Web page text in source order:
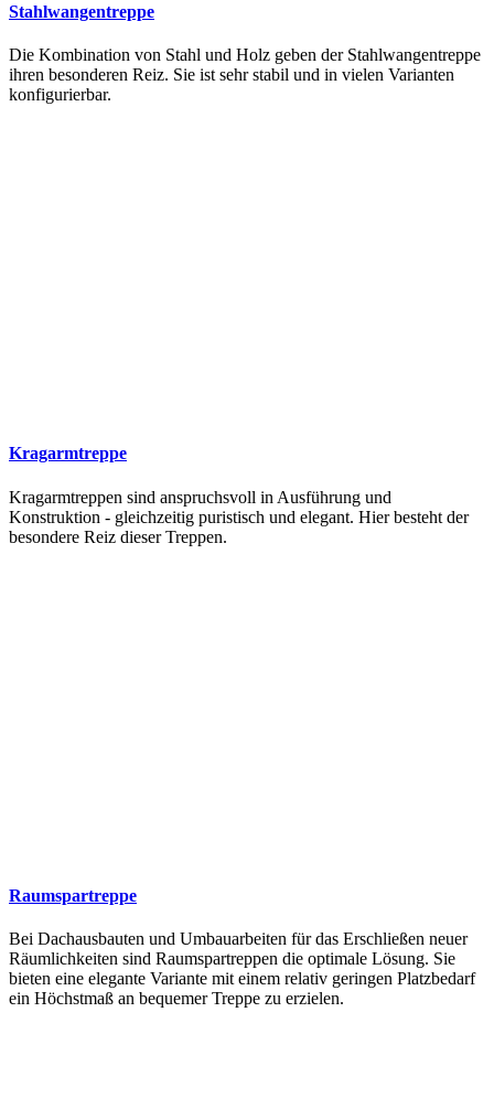
Stahlwangentreppe
Die Kombination von Stahl und Holz geben der Stahlwangentreppe
ihren besonderen Reiz. Sie ist sehr stabil und in vielen Varianten
konfigurierbar.
Kragarmtreppe
Kragarmtreppen sind anspruchsvoll in Ausführung und
Konstruktion - gleichzeitig puristisch und elegant. Hier besteht der
besondere Reiz dieser Treppen.
Raumspartreppe
Bei Dachausbauten und Umbauarbeiten für das Erschließen neuer
Räumlichkeiten sind Raumspartreppen die optimale Lösung. Sie
bieten eine elegante Variante mit einem relativ geringen Platzbedarf
ein Höchstmaß an bequemer Treppe zu erzielen.